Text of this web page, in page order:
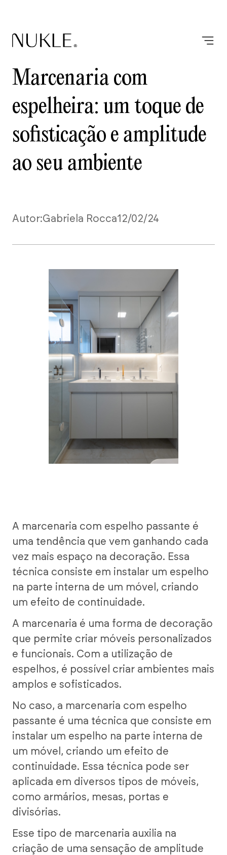
Marcenaria com
espelheira: um toque de
sofisticação e amplitude
ao seu ambiente
Autor:Gabriela Rocca12/02/24
A marcenaria com espelho passante é
uma tendência que vem ganhando cada
vez mais espaço na decoração. Essa
técnica consiste em instalar um espelho
na parte interna de um móvel, criando
um efeito de continuidade.
A marcenaria é uma forma de decoração
que permite criar móveis personalizados
e funcionais. Com a utilização de
espelhos, é possível criar ambientes mais
amplos e sofisticados.
No caso, a marcenaria com espelho
passante é uma técnica que consiste em
instalar um espelho na parte interna de
um móvel, criando um efeito de
continuidade. Essa técnica pode ser
aplicada em diversos tipos de móveis,
como armários, mesas, portas e
divisórias.
Esse tipo de marcenaria auxilia na
criação de uma sensação de amplitude